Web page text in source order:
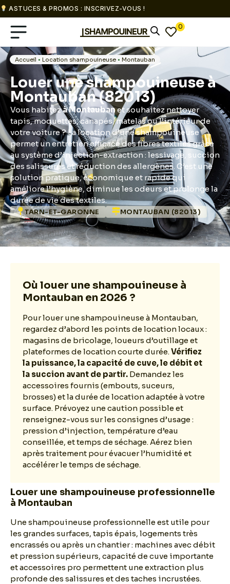
ASTUCES & PROMOS : INSCRIVEZ-VOUS !
0
Accueil • Location shampouineuse • Montauban
Louer une shampouineuse à
Montauban (82013)
Vous habitezà Montaubanet souhaitez nettoyer
tapis, moquettes, canapés, matelas ou l’intérieur de
votre voiture ? La location d’une shampouineuse
permet un entretien efficace des fibres textiles grâce
au système d’injection-extraction : lessivage, succion
des salissures et réduction des allergènes. C’est une
solution pratique, économique et rapide qui
améliore l’hygiène, diminue les odeurs et prolonge la
durée de vie des textiles.
TARN-ET-GARONNE MONTAUBAN (82013)
Où louer une shampouineuse à
Montauban en 2026 ?
Pour louer une shampouineuse à Montauban,
regardez d’abord les points de location locaux :
magasins de bricolage, loueurs d’outillage et
plateformes de location courte durée. Vérifiez
la puissance, la capacité de cuve, le débit et
la succion avant de partir. Demandez les
accessoires fournis (embouts, suceurs,
brosses) et la durée de location adaptée à votre
surface. Prévoyez une caution possible et
renseignez-vous sur les consignes d’usage :
pression d’injection, température d’eau
conseillée, et temps de séchage. Aérez bien
après traitement pour évacuer l’humidité et
accélérer le temps de séchage.
Louer une shampouineuse professionnelle
à Montauban
Une shampouineuse professionnelle est utile pour
les grandes surfaces, tapis épais, logements très
encrassés ou après un chantier : machines avec débit
et pression supérieurs, capacité de cuve importante
et accessoires pro permettent une extraction plus
profonde des salissures et des taches incrustées.